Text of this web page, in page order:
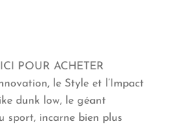
POUR ACHETER
le Style et l’Impact
dunk low, le géant
sport, incarne bien plus